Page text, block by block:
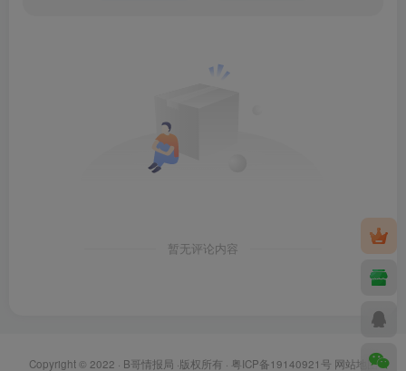
暂无评论内容
Copyright © 2022 · B哥情报局 ·版权所有 · 粤ICP备19140921号 网站地图